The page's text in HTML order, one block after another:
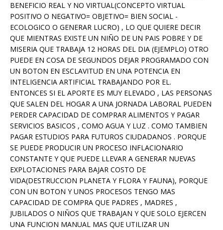
BENEFICIO REAL Y NO VIRTUAL(CONCEPTO VIRTUAL
POSITIVO O NEGATIVO= OBJETIVO= BIEN SOCIAL -
ECOLOGICO O GENERAR LUCRO) , LO QUE QUIERE DECIR
QUE MIENTRAS EXISTE UN NIÑO DE UN PAIS POBRE Y DE
MISERIA QUE TRABAJA 12 HORAS DEL DIA (EJEMPLO) OTRO
PUEDE EN COSA DE SEGUNDOS DEJAR PROGRAMADO CON
UN BOTON EN ESCLAVITUD EN UNA POTENCIA EN
INTELIGENCIA ARTIFICIAL TRABAJANDO POR EL.
ENTONCES SI EL APORTE ES MUY ELEVADO , LAS PERSONAS
QUE SALEN DEL HOGAR A UNA JORNADA LABORAL PUEDEN
PERDER CAPACIDAD DE COMPRAR ALIMENTOS Y PAGAR
SERVICIOS BASICOS , COMO AGUA Y LUZ . COMO TAMBIEN
PAGAR ESTUDIOS PARA FUTUROS CIUDADANOS . PORQUE
SE PUEDE PRODUCIR UN PROCESO INFLACIONARIO
CONSTANTE Y QUE PUEDE LLEVAR A GENERAR NUEVAS
EXPLOTACIONES PARA BAJAR COSTO DE
VIDA(DESTRUCCION PLANETA Y FLORA Y FAUNA), PORQUE
CON UN BOTON Y UNOS PROCESOS TENGO MAS
CAPACIDAD DE COMPRA QUE PADRES , MADRES ,
JUBILADOS O NIÑOS QUE TRABAJAN Y QUE SOLO EJERCEN
UNA FUNCION MANUAL MAS QUE UTILIZAR UN